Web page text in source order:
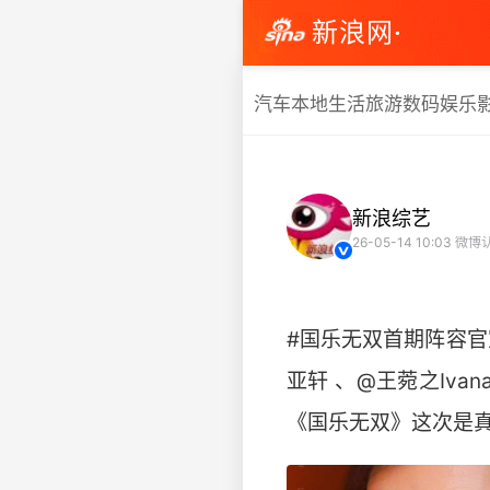
新浪网·
汽车本地生活旅游数码娱乐
新浪综艺
26-05-14 10:03 微博
#国乐无双首期阵容
亚轩 、@王菀之
《国乐无双》这次是